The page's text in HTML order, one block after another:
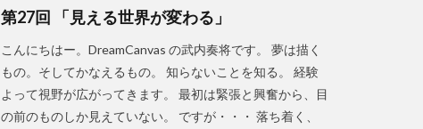
第27回 「見える世界が変わる」
こんにちはー。DreamCanvas の武内奏将です。 夢は描く
もの。そしてかなえるもの。 知らないことを知る。 経験
よって視野が広がってきます。 最初は緊張と興奮から、目
の前のものしか見えていない。 ですが・・・ 落ち着く、